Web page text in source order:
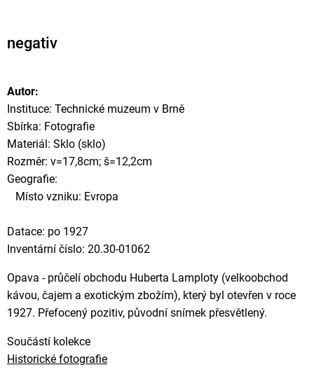
negativ
Autor:
Instituce: Technické muzeum v Brně
Sbírka: Fotografie
Materiál: Sklo (sklo)
Rozměr: v=17,8cm; š=12,2cm
Geografie:
Místo vzniku: Evropa
Datace: po 1927
Inventární číslo: 20.30-01062
Opava - průčelí obchodu Huberta Lamploty (velkoobchod
kávou, čajem a exotickým zbožím), který byl otevřen v roce
1927. Přefocený pozitiv, původní snímek přesvětlený.
Součástí kolekce
Historické fotografie